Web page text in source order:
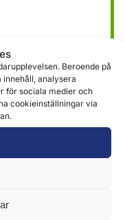
Beroende på
analysera
för sociala medier och
cookieinställningar via